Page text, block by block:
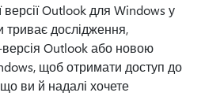
версії Outlook для Windows у
дослідження,
версія Outlook або новою
щоб отримати доступ до
ви й надалі хочете